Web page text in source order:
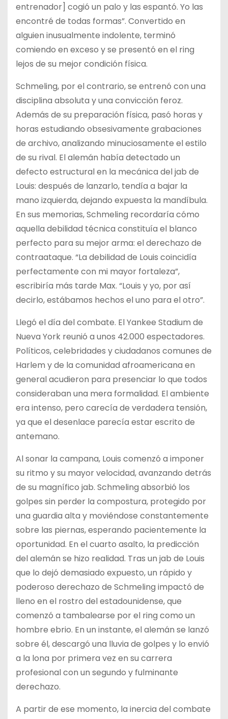
entrenador] cogió un palo y las espantó. Yo las
encontré de todas formas”. Convertido en
alguien inusualmente indolente, terminó
comiendo en exceso y se presentó en el ring
lejos de su mejor condición física.
Schmeling, por el contrario, se entrenó con una
disciplina absoluta y una convicción feroz.
Además de su preparación física, pasó horas y
horas estudiando obsesivamente grabaciones
de archivo, analizando minuciosamente el estilo
de su rival. El alemán había detectado un
defecto estructural en la mecánica del jab de
Louis: después de lanzarlo, tendía a bajar la
mano izquierda, dejando expuesta la mandíbula.
En sus memorias, Schmeling recordaría cómo
aquella debilidad técnica constituía el blanco
perfecto para su mejor arma: el derechazo de
contraataque. “La debilidad de Louis coincidía
perfectamente con mi mayor fortaleza”,
escribiría más tarde Max. “Louis y yo, por así
decirlo, estábamos hechos el uno para el otro”.
Llegó el día del combate. El Yankee Stadium de
Nueva York reunió a unos 42.000 espectadores.
Políticos, celebridades y ciudadanos comunes de
Harlem y de la comunidad afroamericana en
general acudieron para presenciar lo que todos
consideraban una mera formalidad. El ambiente
era intenso, pero carecía de verdadera tensión,
ya que el desenlace parecía estar escrito de
antemano.
Al sonar la campana, Louis comenzó a imponer
su ritmo y su mayor velocidad, avanzando detrás
de su magnífico jab. Schmeling absorbió los
golpes sin perder la compostura, protegido por
una guardia alta y moviéndose constantemente
sobre las piernas, esperando pacientemente la
oportunidad. En el cuarto asalto, la predicción
del alemán se hizo realidad. Tras un jab de Louis
que lo dejó demasiado expuesto, un rápido y
poderoso derechazo de Schmeling impactó de
lleno en el rostro del estadounidense, que
comenzó a tambalearse por el ring como un
hombre ebrio. En un instante, el alemán se lanzó
sobre él, descargó una lluvia de golpes y lo envió
a la lona por primera vez en su carrera
profesional con un segundo y fulminante
derechazo.
A partir de ese momento, la inercia del combate